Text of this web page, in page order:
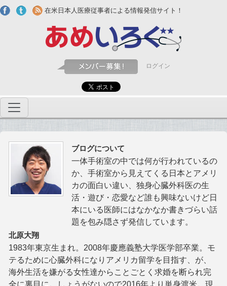
Skip to main content
在米日本人医療従事者による情報発信サイト！
ログイン
ブログについて
一体手術室の中では何が行われているの
か、手術室から見えてくる日本とアメリ
カの面白い違い、独身心臓外科医の生
活・遊び・恋愛など誰も興味ないけど日
本にいる医師にはなかなか書きづらい話
題を包み隠さず発信しています。
北原大翔
1983年東京生まれ。2008年慶應義塾大学医学部卒業。モ
テるために心臓外科になりアメリカ留学を目指す、が、
海外生活を嫌がる女性達からことごとく求婚を断られ完
全に裏目に。しょうがないので2016年より単身渡米。現